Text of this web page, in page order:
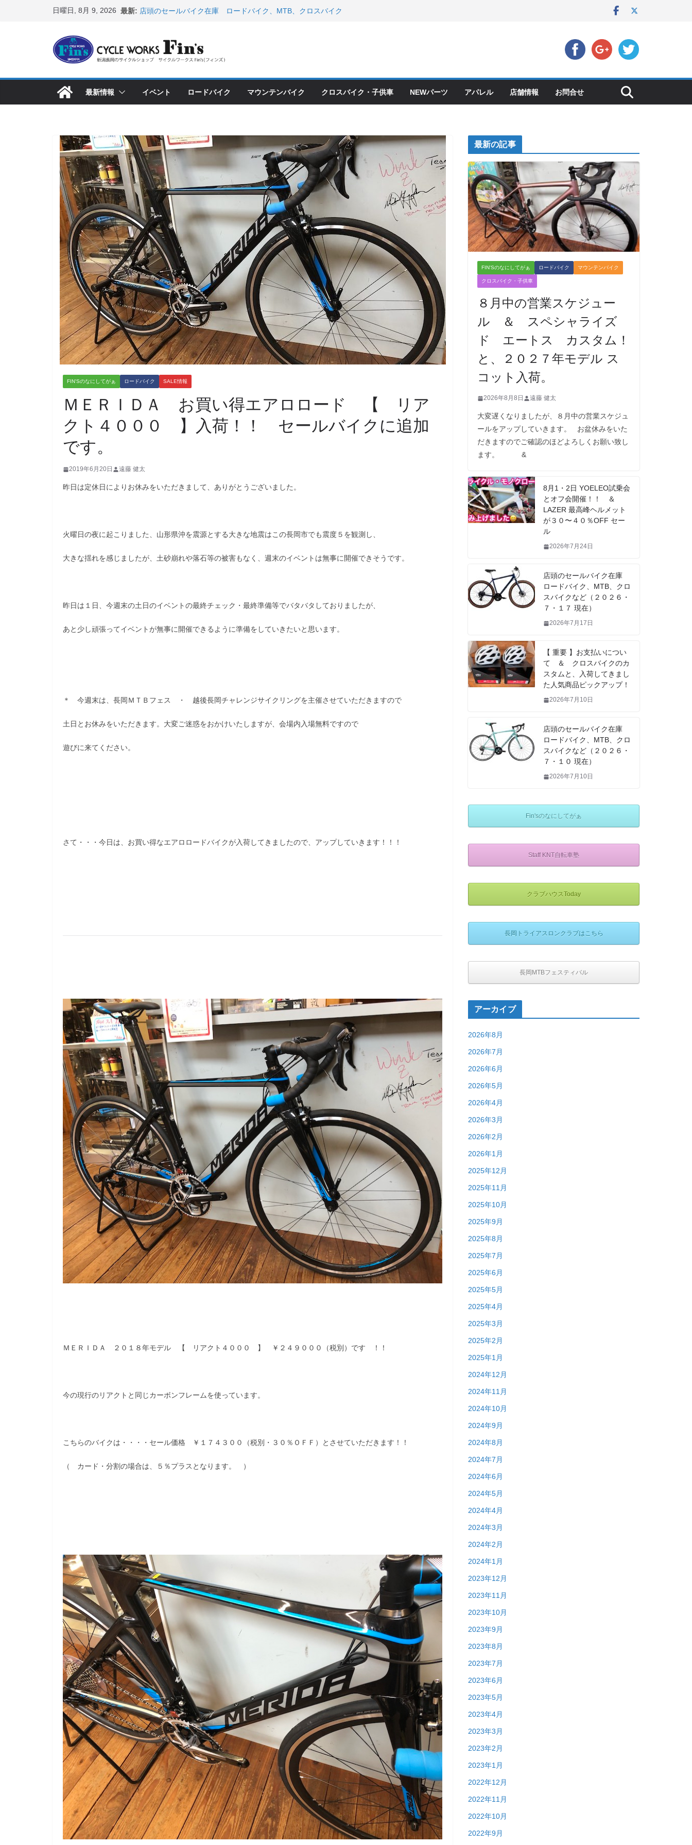
へ
キ
日曜日, 8月 9, 2026 最新: 店頭のセールバイク在庫 ロードバイク、MTB、クロスバイク
ス カスタム！と、２０２７年モデル スコット入荷。
8月1・2日 YOELEO試乗会とオフ会開催！！ ＆ LAZER 最高
峰ヘルメットが３０〜４０％OFF セール
など（２０２６・７・１７ 現在）
【 重要 】お支払いについて ＆ クロスバイクのカスタムと、
入荷してきました人気商品ピックアップ！
最新情報 イベント ロードバイク マウンテンバイク クロスバイク・子供車 NEWパーツ アパレル 店舗情報 お問合せ
FIN'Sのなにしてがぁ ロードバイク SALE情報
ＭＥＲＩＤＡ お買い得エアロロード 【 リア
クト４０００ 】入荷！！ セールバイクに追加
です。
2019年6月20日 遠藤 健太
昨日は定休日によりお休みをいただきまして、ありがとうございました。
火曜日の夜に起こりました、山形県沖を震源とする大きな地震はこの長岡市でも震度５を観測し、
大きな揺れを感じましたが、土砂崩れや落石等の被害もなく、週末のイベントは無事に開催できそうです。
昨日は１日、今週末の土日のイベントの最終チェック・最終準備等でバタバタしておりましたが、
あと少し頑張ってイベントが無事に開催できるように準備をしていきたいと思います。
＊ 今週末は、長岡ＭＴＢフェス ・ 越後長岡チャレンジサイクリングを主催させていただきますので
土日とお休みをいただきます。大変ご迷惑をおかけいたしますが、会場内入場無料ですので
遊びに来てください。
さて・・・今日は、お買い得なエアロロードバイクが入荷してきましたので、アップしていきます！！！
ＭＥＲＩＤＡ ２０１８年モデル 【 リアクト４０００ 】 ￥２４９０００（税別）です ！！
今の現行のリアクトと同じカーボンフレームを使っています。
こちらのバイクは・・・・セール価格 ￥１７４３００（税別・３０％ＯＦＦ）とさせていただきます！！
（ カード・分割の場合は、５％プラスとなります。 ）
最新の記事
FIN'Sのなにしてがぁ ロードバイク マウンテンバイク
クロスバイク・子供車
８月中の営業スケジュー
ル ＆ スペシャライズ
ド エートス カスタム！
と、２０２７年モデル ス
コット入荷。
2026年8月8日 遠藤 健太
大変遅くなりましたが、８月中の営業スケジュ
ールをアップしていきます。 お盆休みをいた
だきますのでご確認のほどよろしくお願い致し
ます。 &
8月1・2日 YOELEO試乗会
とオフ会開催！！ ＆
LAZER 最高峰ヘルメット
が３０〜４０％OFF セー
ル
2026年7月24日
店頭のセールバイク在庫
ロードバイク、MTB、クロ
スバイクなど（２０２６・
７・１７ 現在）
2026年7月17日
【 重要 】お支払いについ
て ＆ クロスバイクのカ
スタムと、入荷してきまし
た人気商品ピックアップ！
2026年7月10日
店頭のセールバイク在庫
ロードバイク、MTB、クロ
スバイクなど（２０２６・
７・１０ 現在）
2026年7月10日
Fin'sのなにしてがぁ
Staff KNT自転車塾
クラブハウスToday
長岡トライアスロンクラブはこちら
長岡MTBフェスティバル
アーカイブ
2026年8月
2026年7月
2026年6月
2026年5月
2026年4月
2026年3月
2026年2月
2026年1月
2025年12月
2025年11月
2025年10月
2025年9月
2025年8月
2025年7月
2025年6月
2025年5月
2025年4月
2025年3月
2025年2月
2025年1月
2024年12月
2024年11月
2024年10月
2024年9月
2024年8月
2024年7月
2024年6月
2024年5月
2024年4月
2024年3月
2024年2月
2024年1月
2023年12月
2023年11月
2023年10月
2023年9月
2023年8月
2023年7月
2023年6月
2023年5月
2023年4月
2023年3月
2023年2月
2023年1月
2022年12月
2022年11月
2022年10月
2022年9月